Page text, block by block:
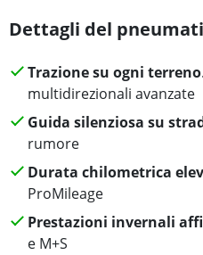
Dettagli del
Trazione su ogni terreno
multidirezionali avanzate
Guida silenziosa su
rumore
Durata chilometrica
ProMileage
Prestazioni invernali
e M+S